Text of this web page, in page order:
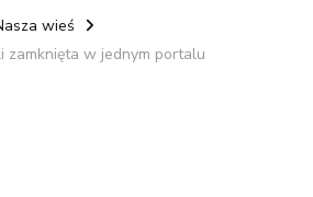
wieś
zamknięta w jednym portalu